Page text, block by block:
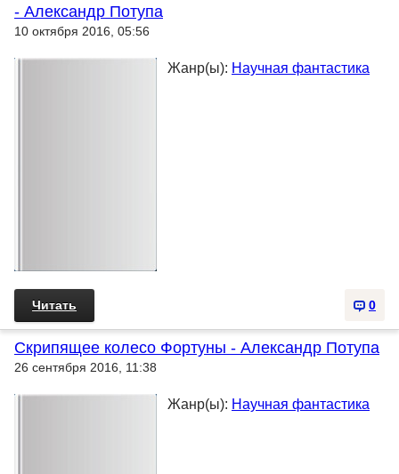
- Александр Потупа
10 октября 2016, 05:56
Жанр(ы): Научная фантастика
0
Читать
Скрипящее колесо Фортуны - Александр Потупа
26 сентября 2016, 11:38
Жанр(ы): Научная фантастика